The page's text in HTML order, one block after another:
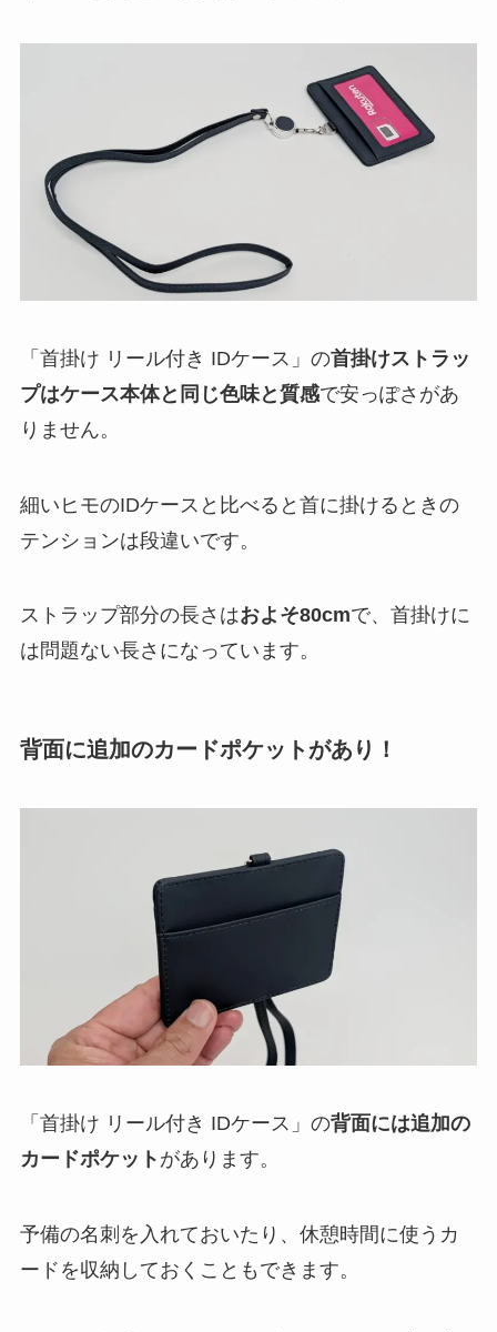
「首掛け リール付き IDケース」の首掛けストラッ
プはケース本体と同じ色味と質感で安っぽさがあ
りません。
細いヒモのIDケースと比べると首に掛けるときの
テンションは段違いです。
ストラップ部分の長さはおよそ80cmで、首掛けに
は問題ない長さになっています。
背面に追加のカードポケットがあり！
「首掛け リール付き IDケース」の背面には追加の
カードポケット があります。
予備の名刺を入れておいたり、休憩時間に使うカ
ードを収納しておくこともできます。